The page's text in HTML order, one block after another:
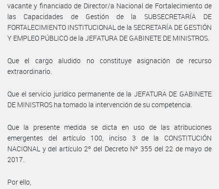
vacante y financiado de Director/a Nacional de Fortalecimiento de
las Capacidades de Gestión de la SUBSECRETARÍA DE
FORTALECIMIENTO INSTITUCIONAL de la SECRETARÍA DE GESTIÓN
Y EMPLEO PÚBLICO de la JEFATURA DE GABINETE DE MINISTROS.
Que el cargo aludido no constituye asignación de recurso
extraordinario.
Que el servicio jurídico permanente de la JEFATURA DE GABINETE
DE MINISTROS ha tomado la intervención de su competencia.
Que la presente medida se dicta en uso de las atribuciones
emergentes del artículo 100, inciso 3 de la CONSTITUCIÓN
NACIONAL y del artículo 2º del Decreto Nº 355 del 22 de mayo de
2017.
Por ello,